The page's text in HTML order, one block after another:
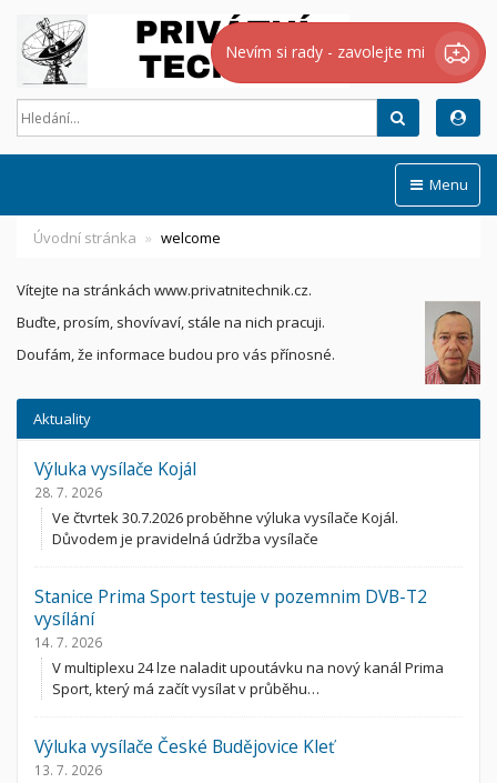
Nevím si rady - zavolejte mi
Menu
Úvodní stránka welcome
Vítejte na stránkách www.privatnitechnik.cz.
Buďte, prosím, shovívaví, stále na nich pracuji.
Doufám, že informace budou pro vás přínosné.
Aktuality
Výluka vysílače Kojál
28. 7. 2026
Ve čtvrtek 30.7.2026 proběhne výluka vysílače Kojál.
Důvodem je pravidelná údržba vysílače
Stanice Prima Sport testuje v pozemnim DVB-T2
vysílání
14. 7. 2026
V multiplexu 24 lze naladit upoutávku na nový kanál Prima
Sport, který má začít vysílat v průběhu…
Výluka vysílače České Budějovice Kleť
13. 7. 2026